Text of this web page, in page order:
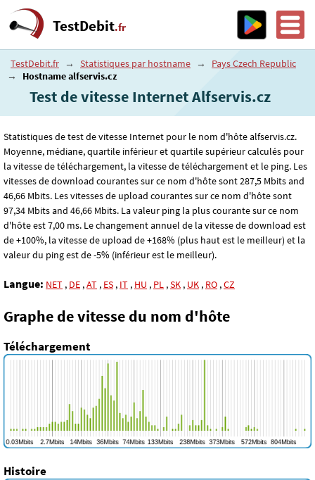
TestDebit.fr
TestDebit.fr → Statistiques par hostname →
Pays Czech Republic
→
Hostname alfservis.cz
Test de vitesse Internet Alfservis.cz
Statistiques de test de vitesse Internet pour le nom d'hôte alfservis.cz.
Moyenne, médiane, quartile inférieur et quartile supérieur calculés pour
la vitesse de téléchargement, la vitesse de téléchargement et le ping. Les
vitesses de download courantes sur ce nom d'hôte sont 287,5 Mbits and
46,66 Mbits. Les vitesses de upload courantes sur ce nom d'hôte sont
97,34 Mbits and 46,66 Mbits. La valeur ping la plus courante sur ce nom
d'hôte est 7,00 ms. Le changement annuel de la vitesse de download est
de +100%, la vitesse de upload de +168% (plus haut est le meilleur) et la
valeur du ping est de -5% (inférieur est le meilleur).
Langue: NET , DE ,AT , ES , IT , HU , PL ,SK , UK , RO ,CZ
Graphe de vitesse du nom d'hôte
Téléchargement
Histoire